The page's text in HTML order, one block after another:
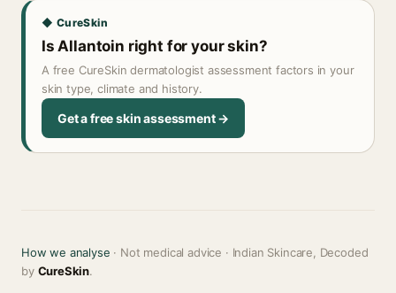
◆ CureSkin
Is Allantoin right for your skin?
A free CureSkin dermatologist assessment factors in your
skin type, climate and history.
Get a free skin assessment →
How we analyse · Not medical advice · Indian Skincare, Decoded
by CureSkin.